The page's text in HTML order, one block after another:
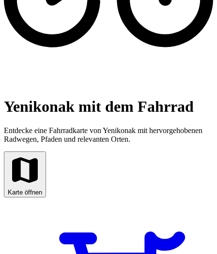
Yenikonak mit dem Fahrrad
Entdecke eine Fahrradkarte von Yenikonak mit hervorgehobenen
Radwegen, Pfaden und relevanten Orten.
Karte öffnen